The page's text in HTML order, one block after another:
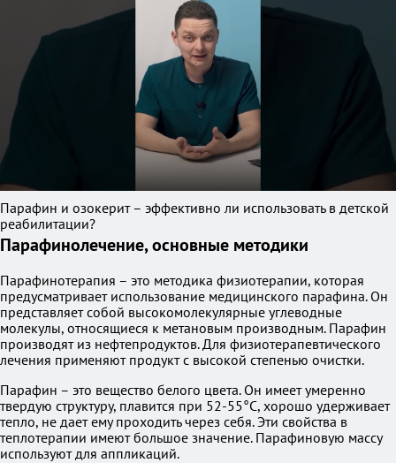
Парафин и озокерит – эффективно ли использовать в детской
реабилитации?
Парафинолечение, основные методики
Парафинотерапия – это методика физиотерапии, которая
предусматривает использование медицинского парафина. Он
представляет собой высокомолекулярные углеводные
молекулы, относящиеся к метановым производным. Парафин
производят из нефтепродуктов. Для физиотерапевтического
лечения применяют продукт с высокой степенью очистки.
Парафин – это вещество белого цвета. Он имеет умеренно
твердую структуру, плавится при 52-55°С, хорошо удерживает
тепло, не дает ему проходить через себя. Эти свойства в
теплотерапии имеют большое значение. Парафиновую массу
используют для аппликаций.